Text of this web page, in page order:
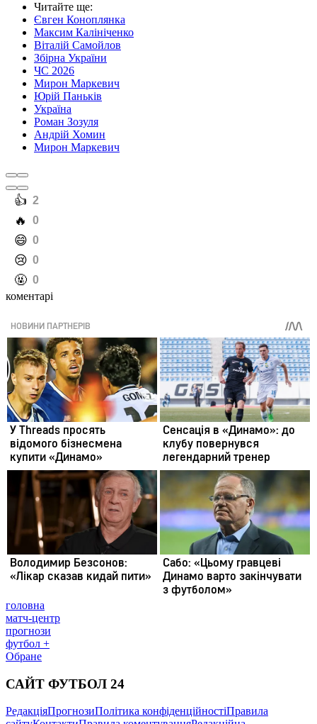
Читайте ще:
Євген Коноплянка
Максим Калініченко
Віталій Самойлов
Збірна України
ЧС 2026
Мирон Маркевич
Юрій Паньків
Україна
Роман Зозуля
Андрій Хомин
Мирон Маркевич
️👍 2
️🔥 0
️😄 0
️😢 0
️🤬 0
коментарі
головна
матч-центр
прогнози
футбол +
Обране
САЙТ ФУТБОЛ 24
РедакціяПрогнозиПолітика конфіденційностіПравила